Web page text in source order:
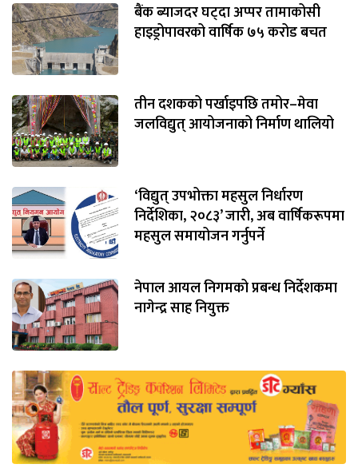
बैंक ब्याजदर घट्दा अप्पर तामाकोसी
हाइड्रोपावरको वार्षिक ७५ करोड बचत
तीन दशकको पर्खाइपछि तमोर–मेवा
जलविद्युत् आयोजनाको निर्माण थालियो
‘विद्युत् उपभोक्ता महसुल निर्धारण
निर्देशिका, २०८३’ जारी, अब वार्षिकरूपमा
महसुल समायोजन गर्नुपर्ने
नेपाल आयल निगमको प्रबन्ध निर्देशकमा
नागेन्द्र साह नियुक्त